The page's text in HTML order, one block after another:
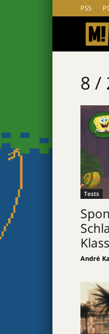
PS5
8 /
Tests
André